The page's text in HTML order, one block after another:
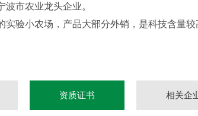
市农业龙头企业。
验小农场，产品大部分外销，是科技含量
资质证书 相关企